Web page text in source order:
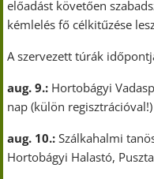
előadást követően
kémlelés fő célkitűzése
A szervezett túrák
aug. 9.: Hortobágyi
nap (külön regisztrációval!)
aug. 10.:Szálkahalmi
Hortobágyi Halastó,